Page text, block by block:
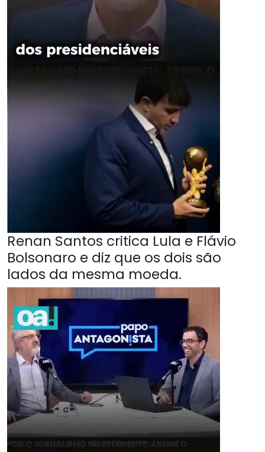
Renan Santos critica Lula e Flávio
Bolsonaro e diz que os dois são
lados da mesma moeda.